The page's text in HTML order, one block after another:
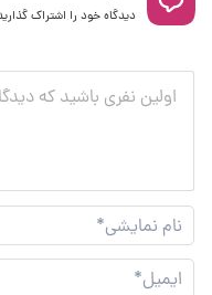
دیدگاه خود را اشتراک